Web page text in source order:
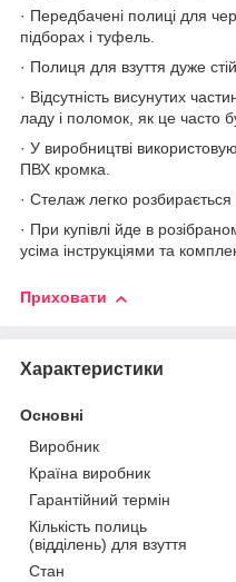
· Передбачені полиці для
підборах і туфель.
· Полиця для взуття дуже
· Відсутність висунутих
ладу і поломок, як це часто
· У виробництві
ПВХ кромка.
· Стелаж легко
· При купівлі йде в
усіма інструкціями та
Приховати
Характеристики
Основні
Виробник
Країна виробник
Гарантійний термін
Кількість полиць
(відділень) для взуття
Стан